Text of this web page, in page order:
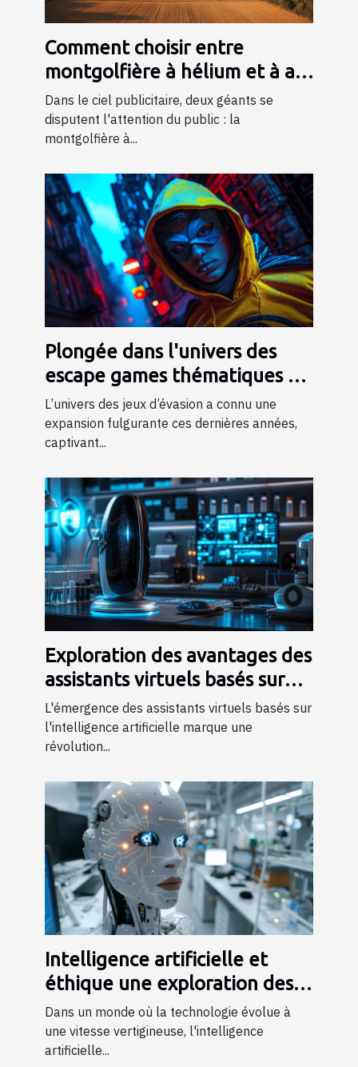
Comment choisir entre
montgolfière à hélium et à air
pulsé pour votre publicité
Dans le ciel publicitaire, deux géants se
disputent l'attention du public : la
montgolfière à...
Plongée dans l'univers des
escape games thématiques de
super-héros
L’univers des jeux d’évasion a connu une
expansion fulgurante ces dernières années,
captivant...
Exploration des avantages des
assistants virtuels basés sur
l'IA
L'émergence des assistants virtuels basés sur
l'intelligence artificielle marque une
révolution...
Intelligence artificielle et
éthique une exploration des
derniers développements
Dans un monde où la technologie évolue à
une vitesse vertigineuse, l'intelligence
artificielle...